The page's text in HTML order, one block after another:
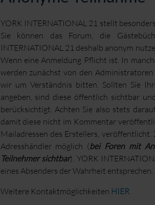
YORK INTERNATIONAL 21 stellt
Sie können das Forum, die
INTERNATIONAL 21 deshalb anonym
Wenn eine Anmeldung Pflicht ist. In
werden zunächst von den
wir um Verständnis bitten. Sollten Sie
angeben, sind diese öffentlich sichtbar
berücksichtigt. Achten Sie also stets
damit diese nicht im Kommentar
Mailadressen des Erstellers,
Adresshändler möglich (bei Foren mit
Teilnehmer sichtbar). YORK
eines Absenders der Wahrheit entsprechen.
Weitere Kontaktmöglichkeiten HIER